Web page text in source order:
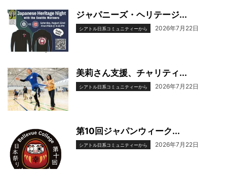
ジャパニーズ・ヘリテージ...
シアトル日系コミュニティーから 2026年7月22日
美莉さん支援、チャリティ...
シアトル日系コミュニティーから 2026年7月22日
第10回ジャパンウィーク...
シアトル日系コミュニティーから 2026年7月22日